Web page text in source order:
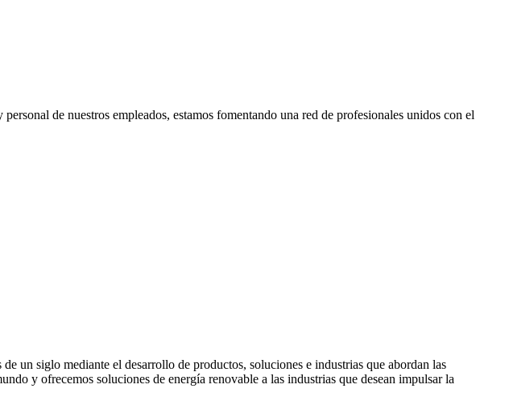
de nuestros empleados, estamos fomentando una red de profesionales unidos con el
un siglo mediante el desarrollo de productos, soluciones e industrias que abordan las
y ofrecemos soluciones de energía renovable a las industrias que desean impulsar la